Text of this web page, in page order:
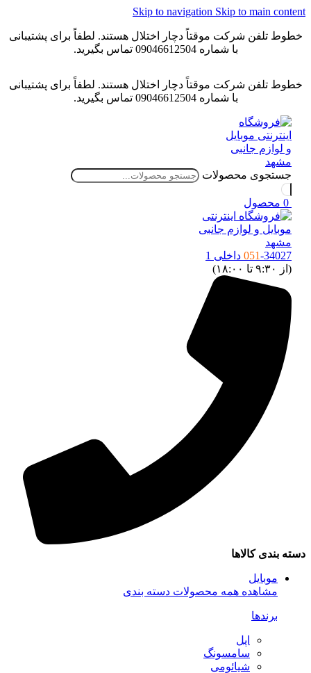
Skip to navigationSkip to main
خطوط تلفن شرکت موقتاً دچار اختلال هستند. لطفاً برای پشتیبانی
با شماره 09046612504 تماس بگیرید.
خطوط تلفن شرکت موقتاً دچار اختلال هستند. لطفاً برای پشتیبانی
با شماره 09046612504 تماس بگیرید.
جستجوی محصولات
محصول
051-34027 داخلی 1
(از ۹:۳۰ تا ۱۸:۰۰)
بندی کالاها
موبایل
مشاهده همه محصولات دسته بندی
برندها
اپل
سامسونگ
شیائومی